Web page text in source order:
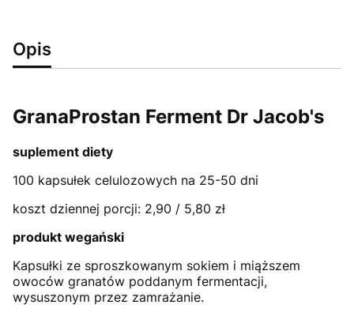
Opis
GranaProstan Ferment Dr Jacob's
suplement diety
100 kapsułek celulozowych na 25-50 dni
koszt dziennej porcji: 2,90 / 5,80 zł
produkt wegański
Kapsułki ze sproszkowanym sokiem i miąższem
owoców granatów poddanym fermentacji,
wysuszonym przez zamrażanie.